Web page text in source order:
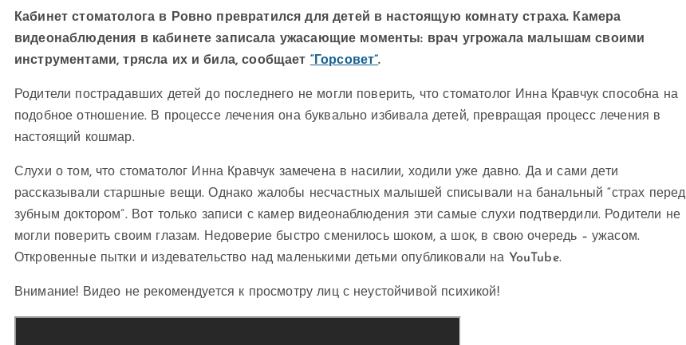
Кабинет стоматолога в Ровно превратился для детей в настоящую комнату страха. Камера
видеонаблюдения в кабинете записала ужасающие моменты: врач угрожала малышам своими
инструментами, трясла их и била, сообщает “Горсовет”.
Родители пострадавших детей до последнего не могли поверить, что стоматолог Инна Кравчук способна на
подобное отношение. В процессе лечения она буквально избивала детей, превращая процесс лечения в
настоящий кошмар.
Слухи о том, что стоматолог Инна Кравчук замечена в насилии, ходили уже давно. Да и сами дети
рассказывали старшные вещи. Однако жалобы несчастных малышей списывали на банальный “страх перед
зубным доктором”. Вот только записи с камер видеонаблюдения эти самые слухи подтвердили. Родители не
могли поверить своим глазам. Недоверие быстро сменилось шоком, а шок, в свою очередь – ужасом.
Откровенные пытки и издевательство над маленькими детьми опубликовали на YouTube.
Внимание! Видео не рекомендуется к просмотру лиц с неустойчивой психикой!